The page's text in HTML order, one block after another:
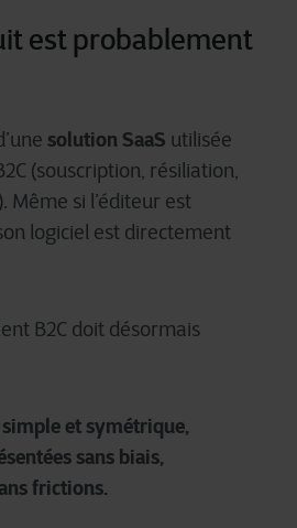
est probablement
solution SaaS utilisée
(souscription, résiliation,
Même si l’éditeur est
logiciel est directement
B2C doit désormais
et symétrique,
sans biais,
frictions.